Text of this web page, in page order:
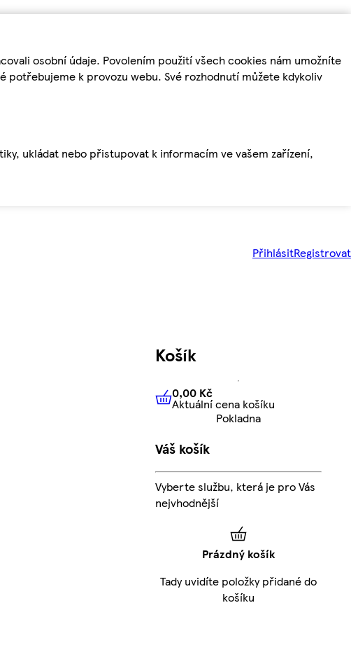
osobní údaje. Povolením použití všech cookies nám umožníte
k provozu webu. Své rozhodnutí můžete kdykoliv
ukládat nebo přistupovat k informacím ve vašem zařízení,
PřihlásitRegistrovat
Košík
0,00 KčAktuální cena košíku
0,00 Kč
Aktuální cena košíku
Pokladna
Váš košík
Vyberte službu, která je pro Vás
nejvhodnější
Prázdný košík
Tady uvidíte položky přidané do
košíku